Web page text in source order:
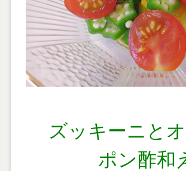
ズッキーニと
ポン酢和